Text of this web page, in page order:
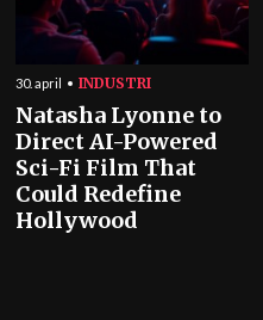
30. april INDUSTRI
Natasha Lyonne to
Direct AI-Powered
Sci-Fi Film That
Could Redefine
Hollywood